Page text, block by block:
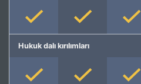
Hukuk dalı kırılımları